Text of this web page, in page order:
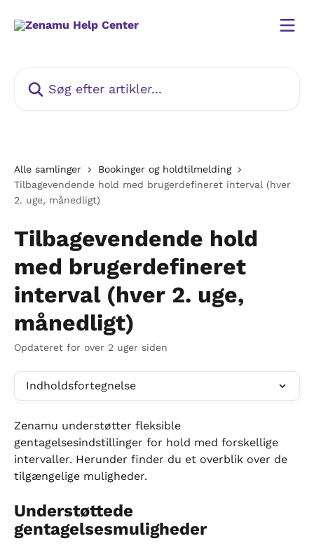
Alle samlinger
Bookinger og holdtilmelding
Tilbagevendende hold med brugerdefineret interval (hver
2. uge, månedligt)
Tilbagevendende hold
med brugerdefineret
interval (hver 2. uge,
månedligt)
Opdateret for over 2 uger siden
Indholdsfortegnelse
Zenamu understøtter fleksible
gentagelsesindstillinger for hold med forskellige
intervaller. Herunder finder du et overblik over de
tilgængelige muligheder.
Understøttede
gentagelsesmuligheder